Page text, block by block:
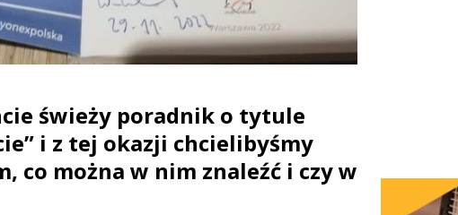
świeży poradnik o tytule
i z tej okazji chcielibyśmy
co można w nim znaleźć i czy w